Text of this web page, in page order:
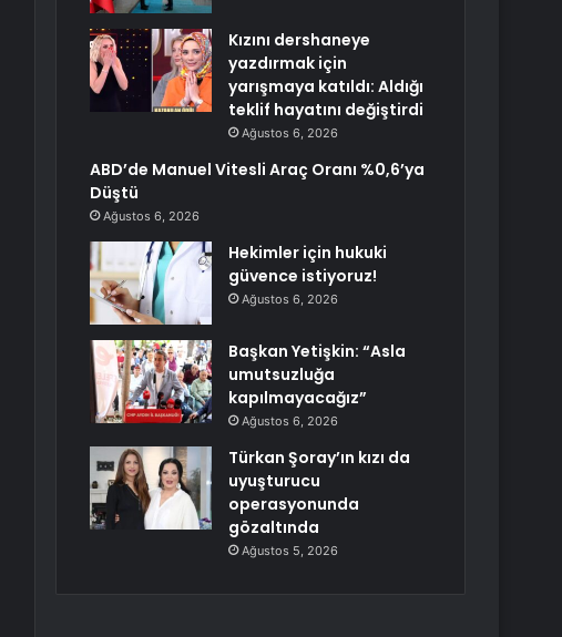
Kızını dershaneye
yazdırmak için
yarışmaya katıldı: Aldığı
teklif hayatını değiştirdi
Ağustos 6, 2026
ABD’de Manuel Vitesli Araç Oranı %0,6’ya
Düştü
Ağustos 6, 2026
Hekimler için hukuki
güvence istiyoruz!
Ağustos 6, 2026
Başkan Yetişkin: “Asla
umutsuzluğa
kapılmayacağız”
Ağustos 6, 2026
Türkan Şoray’ın kızı da
uyuşturucu
operasyonunda
gözaltında
Ağustos 5, 2026